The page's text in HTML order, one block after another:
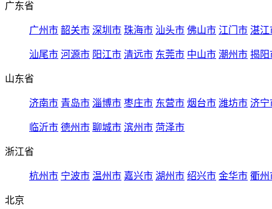
广东省
广州市 韶关市 深圳市 珠海市 汕头市 佛山市 江门市 湛江
汕尾市 河源市 阳江市 清远市 东莞市 中山市 潮州市 揭阳
山东省
济南市 青岛市 淄博市 枣庄市 东营市 烟台市 潍坊市 济宁
临沂市 德州市 聊城市 滨州市 菏泽市
浙江省
杭州市 宁波市 温州市 嘉兴市 湖州市 绍兴市 金华市 衢州
北京